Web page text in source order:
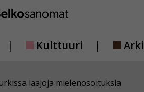
Kulttuuri Arki
laajoja mielenosoituksia